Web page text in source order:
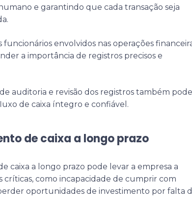
e garantindo que cada transação seja
funcionários envolvidos nas operações
a importância de registros precisos e
auditoria e revisão dos registros também pode
de caixa íntegro e confiável.
de caixa a longo prazo
caixa a longo prazo pode levar a empresa a
como incapacidade de cumprir com
oportunidades de investimento por falta